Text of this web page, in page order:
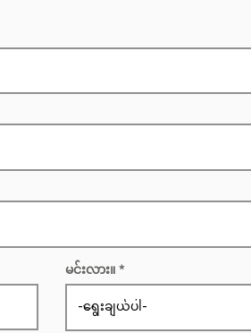
မင်းလား။